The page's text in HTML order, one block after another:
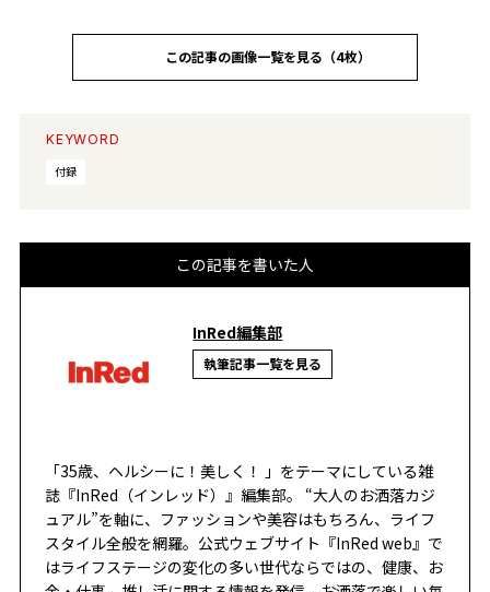
この記事の画像一覧を見る（4枚）
KEYWORD
付録
この記事を書いた人
InRed編集部
執筆記事一覧を見る
「35歳、ヘルシーに！美しく！ 」をテーマにしている雑
誌『InRed（インレッド）』編集部。 “大人のお洒落カジ
ュアル”を軸に、ファッションや美容はもちろん、ライフ
スタイル全般を網羅。公式ウェブサイト『InRed web』で
はライフステージの変化の多い世代ならではの、健康、お